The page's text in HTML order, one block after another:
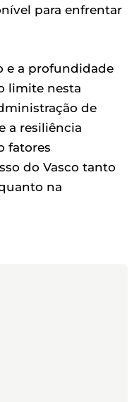
para enfrentar
e a profundidade
limite nesta
de
a resiliência
fatores
do Vasco tanto
na